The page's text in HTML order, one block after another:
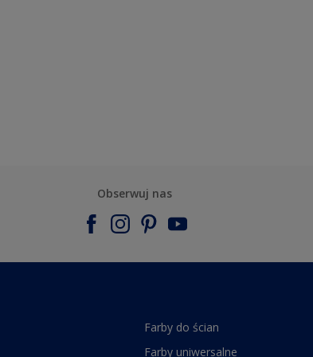
Obserwuj nas
Farby do ścian
Farby uniwersalne